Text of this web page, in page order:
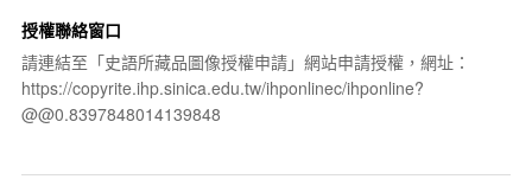
授權聯絡窗口
請連結至「史語所藏品圖像授權申請」網站申請授權，網址：
https://copyrite.ihp.sinica.edu.tw/ihponlinec/ihponline?
@@0.8397848014139848